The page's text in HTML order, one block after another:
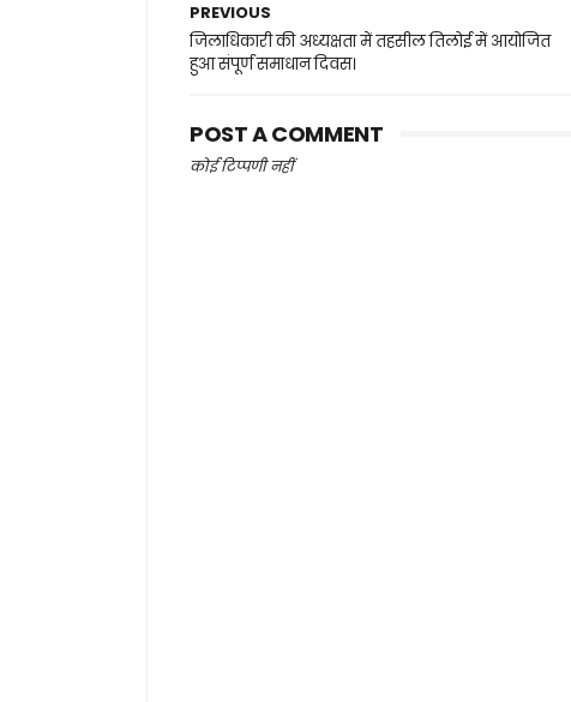
PREVIOUS
जिलाधिकारी की अध्यक्षता में तहसील तिलोई में आयोजित
हुआ संपूर्ण समाधान दिवस।
POST A COMMENT
कोई टिप्पणी नहीं